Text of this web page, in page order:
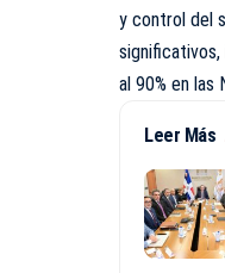
y control del
significativos,
al 90% en las
Leer Más